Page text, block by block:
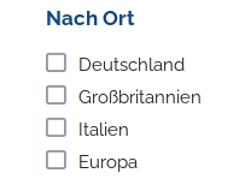
Nach Ort
Deutschland
Großbritannien
Italien
Europa